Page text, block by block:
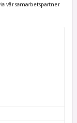
vår samarbetspartner